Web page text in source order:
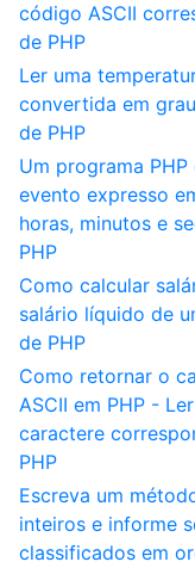
código ASCII
de PHP
Ler uma
convertida em
de PHP
Um programa
evento expresso
horas, minutos e
PHP
Como calcular
salário líquido de
de PHP
Como retornar o
ASCII em PHP -
caractere
PHP
Escreva um
inteiros e informe
classificados em